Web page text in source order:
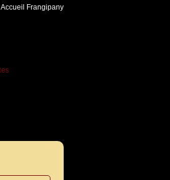
Accueil Frangipany